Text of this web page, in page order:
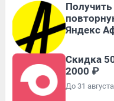
Яндекс
Скидка
2000 ₽
До 31